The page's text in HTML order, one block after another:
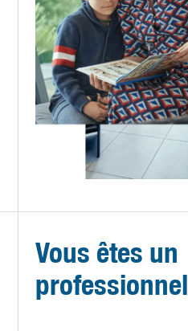
Vous êtes un
professionnel